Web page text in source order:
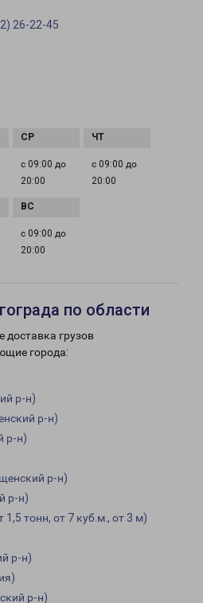
26-22-45
с 09:00 до
20:00
с 09:00 до
20:00
с 09:00 до
20:00
по области
доставка грузов
города:
р-н)
р-н)
р-н)
р-н)
р-н)
тонн, от 7 куб.м., от 3 м)
р-н)
р-н)